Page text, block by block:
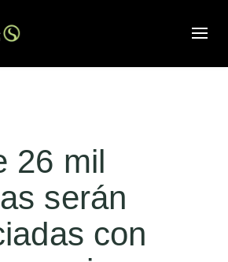
26 mil
serán
con